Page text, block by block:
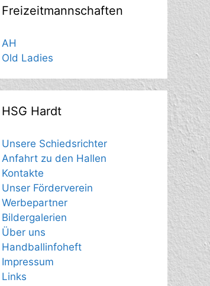
Freizeitmannschaften
AH
Old Ladies
HSG Hardt
Unsere Schiedsrichter
Anfahrt zu den Hallen
Kontakte
Unser Förderverein
Werbepartner
Bildergalerien
Über uns
Handballinfoheft
Impressum
Links